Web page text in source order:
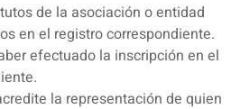
de la asociación o entidad
en el registro correspondiente.
efectuado la inscripción en el
la representación de quien